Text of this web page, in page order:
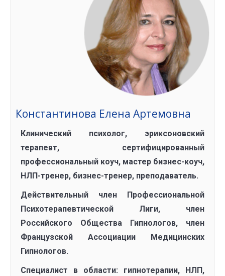
Константинова Елена Артемовна
Клинический психолог, эриксоновский
терапевт, сертифицированный
профессиональный коуч, мастер бизнес-коуч,
НЛП-тренер, бизнес-тренер, преподаватель.
Действительный член Профессиональной
Психотерапевтической Лиги, член
Российского Общества Гипнологов, член
Французской Ассоциации Медицинских
Гипнологов.
Специалист в области: гипнотерапии, НЛП,